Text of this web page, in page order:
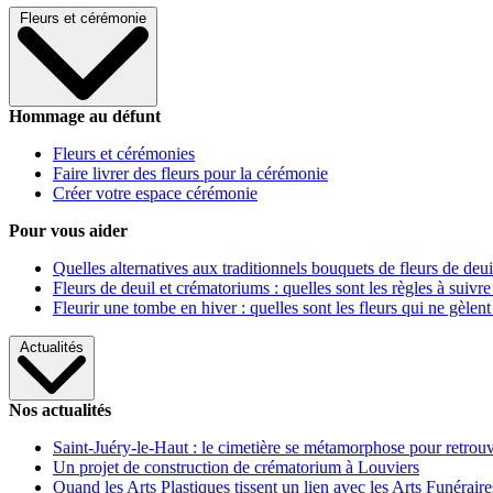
Fleurs et cérémonie
Hommage au défunt
Fleurs et cérémonies
Faire livrer des fleurs pour la cérémonie
Créer votre espace cérémonie
Pour vous aider
Quelles alternatives aux traditionnels bouquets de fleurs de
Fleurs de deuil et crématoriums : quelles sont les règles à
Fleurir une tombe en hiver : quelles sont les fleurs qui ne gèlent
Actualités
Nos actualités
Saint-Juéry-le-Haut : le cimetière se métamorphose pour
Un projet de construction de crématorium à Louviers
Quand les Arts Plastiques tissent un lien avec les Arts